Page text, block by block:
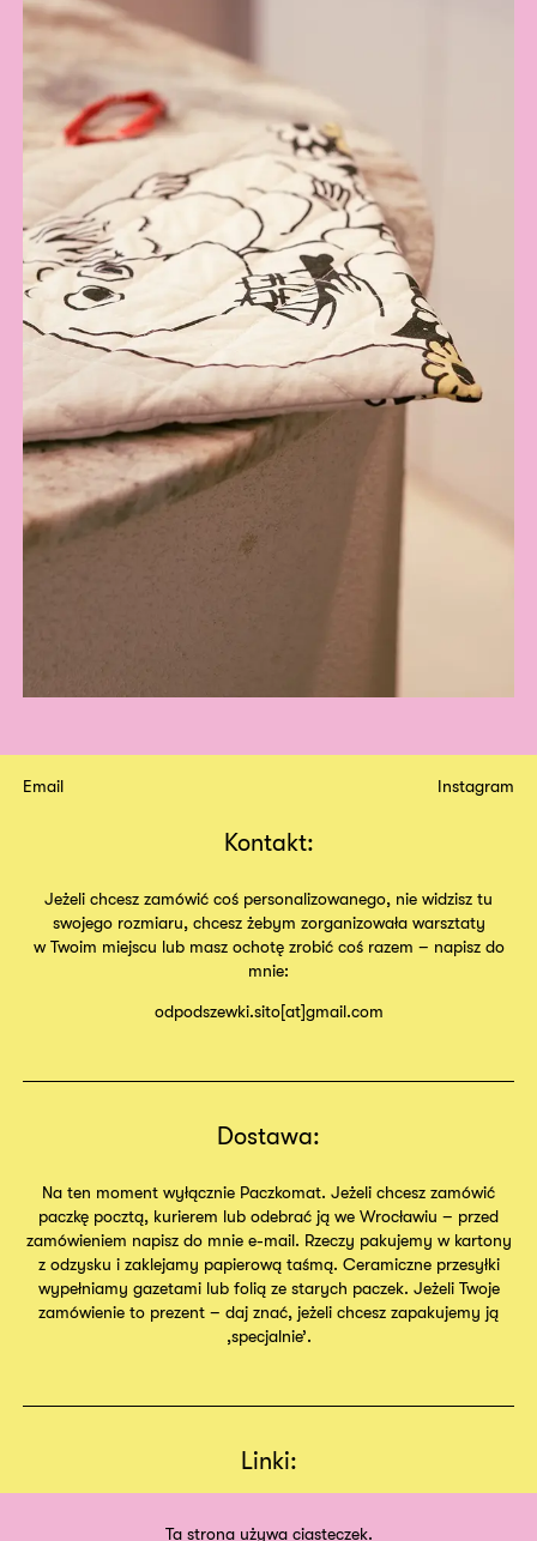
Email Instagram
Kontakt:
Jeżeli chcesz zamówić coś personalizowanego, nie widzisz tu
swojego rozmiaru, chcesz żebym zorganizowała warsztaty
w Twoim miejscu lub masz ochotę zrobić coś razem – napisz do
mnie:
odpodszewki.sito[at]gmail.com
Dostawa:
Na ten moment wyłącznie Paczkomat. Jeżeli chcesz zamówić
paczkę pocztą, kurierem lub odebrać ją we Wrocławiu – przed
zamówieniem napisz do mnie e-mail. Rzeczy pakujemy w kartony
z odzysku i zaklejamy papierową taśmą. Ceramiczne przesyłki
wypełniamy gazetami lub folią ze starych paczek. Jeżeli Twoje
zamówienie to prezent – daj znać, jeżeli chcesz zapakujemy ją
,specjalnie’.
Linki:
Ta strona używa ciasteczek.